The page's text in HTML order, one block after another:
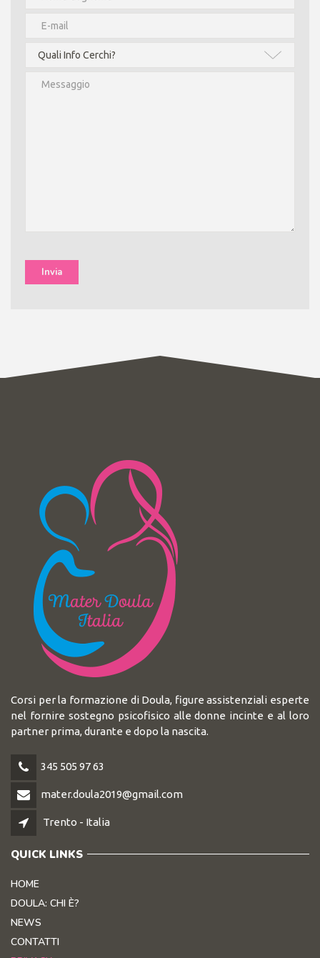
Corsi per la formazione di Doula, figure assistenziali esperte
nel fornire sostegno psicofisico alle donne incinte e al loro
partner prima, durante e dopo la nascita.
345 505 97 63
mater.doula2019@gmail.com
Trento - Italia
QUICK LINKS
HOME
DOULA: CHI È?
NEWS
CONTATTI